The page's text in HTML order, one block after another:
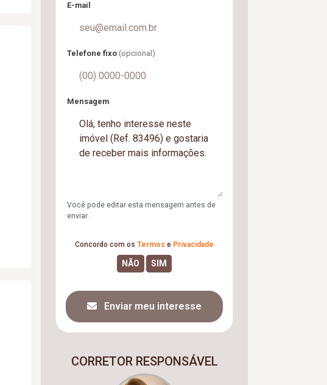
E-mail
Telefone fixo (opcional)
Mensagem
Você pode editar esta mensagem antes de
enviar.
Concordo com os Termos e Privacidade
Enviar meu interesse
CORRETOR RESPONSÁVEL